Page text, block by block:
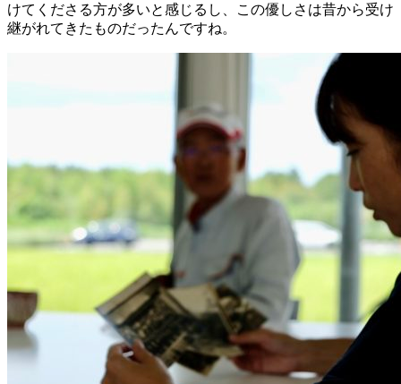
けてくださる方が多いと感じるし、この優しさは昔から受け
継がれてきたものだったんですね。